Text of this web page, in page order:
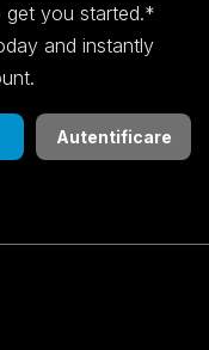
get you started.*
and instantly
Autentificare